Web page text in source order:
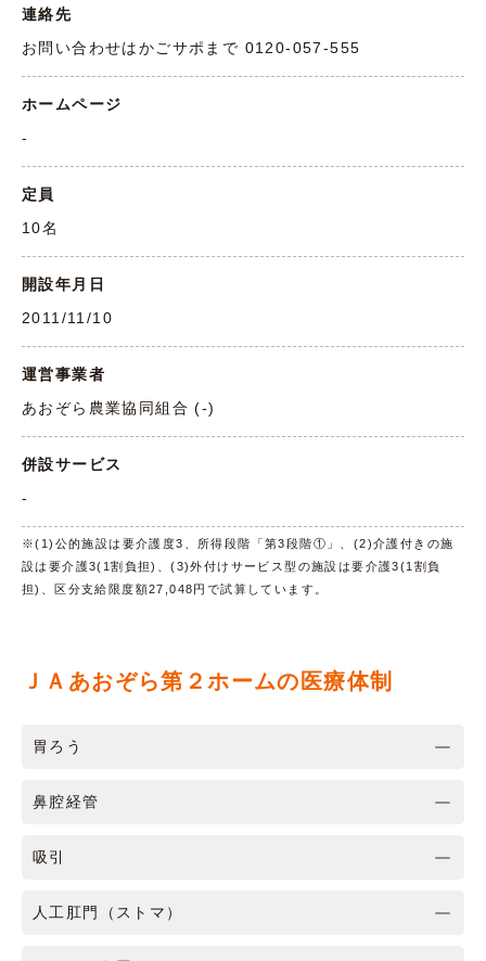
連絡先
お問い合わせはかごサポまで 0120-057-555
ホームページ
-
定員
10名
開設年月日
2011/11/10
運営事業者
あおぞら農業協同組合 (-)
併設サービス
-
※(1)公的施設は要介護度3、所得段階「第3段階①」、(2)介護付きの施
設は要介護3(1割負担)、(3)外付けサービス型の施設は要介護3(1割負
担)、区分支給限度額27,048円で試算しています。
ＪＡあおぞら第２ホームの医療体制
胃ろう
鼻腔経管
吸引
人工肛門（ストマ）